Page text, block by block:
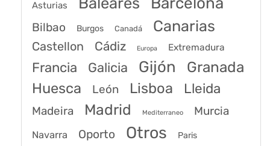
Asturias
Bilbao Burgos Canadá Canarias
Castellon Cádiz Europa Extremadura
Francia Galicia Gijón Granada
Huesca León Lisboa Lleida
Madeira Madrid Mediterraneo Murcia
Navarra Oporto Otros Paris